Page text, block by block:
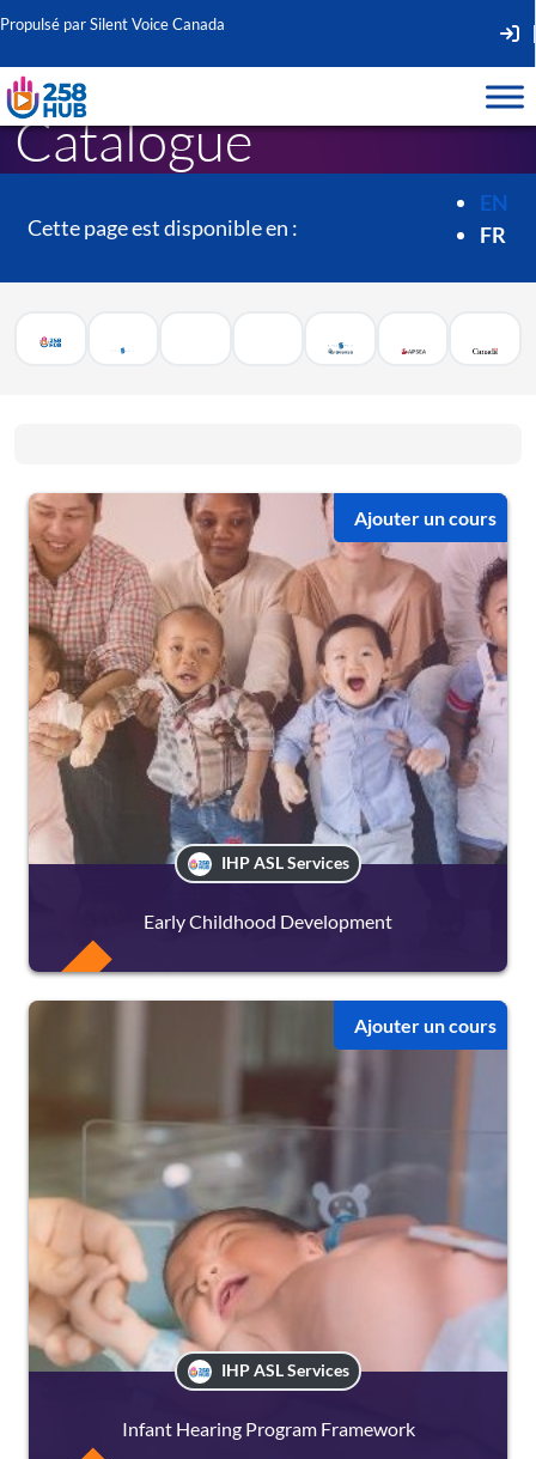
Propulsé par Silent Voice Canada
Catalogue
Cette page est disponible en :
EN
FR
IHP ASL Services
Early Childhood Development
Ajouter un cours
FREE
IHP ASL Services
Infant Hearing Program Framework
Ajouter un cours